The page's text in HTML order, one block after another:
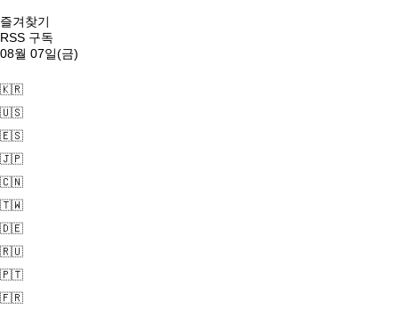
즐겨찾기
RSS 구독
08월 07일(금)
🇰🇷
🇺🇸
🇪🇸
🇯🇵
🇨🇳
🇹🇼
🇩🇪
🇷🇺
🇵🇹
🇫🇷